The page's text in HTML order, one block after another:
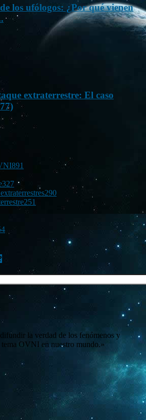
los ufólogos: ¿Por qué vienen
extraterrestre: El caso
891
327
290
251
la verdad de los fenómenos y
tema OVNI en nuestro mundo.»